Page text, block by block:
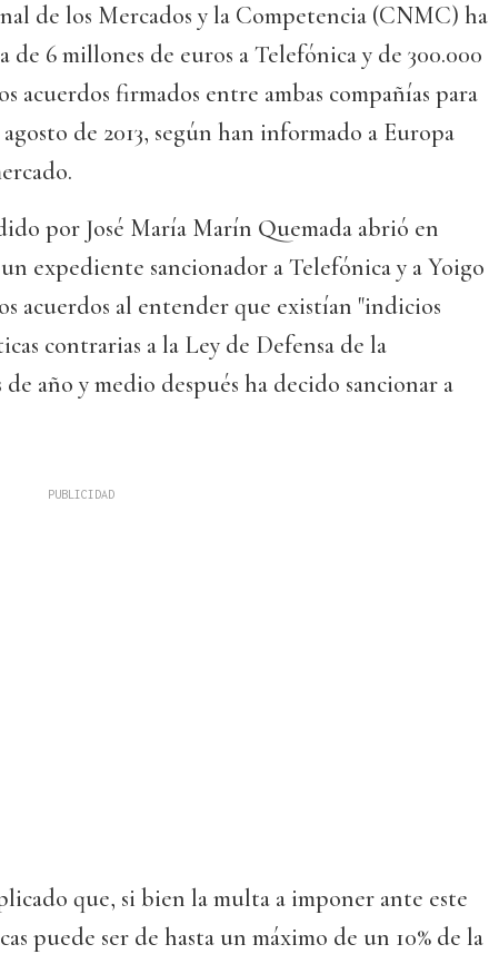
de los Mercados y la Competencia (CNMC) ha
de 6 millones de euros a Telefónica y de 300.000
acuerdos firmados entre ambas compañías para
de 2013, según han informado a Europa
por José María Marín Quemada abrió en
expediente sancionador a Telefónica y a Yoigo
acuerdos al entender que existían "indicios
contrarias a la Ley de Defensa de la
año y medio después ha decido sancionar a
que, si bien la multa a imponer ante este
puede ser de hasta un máximo de un 10% de la